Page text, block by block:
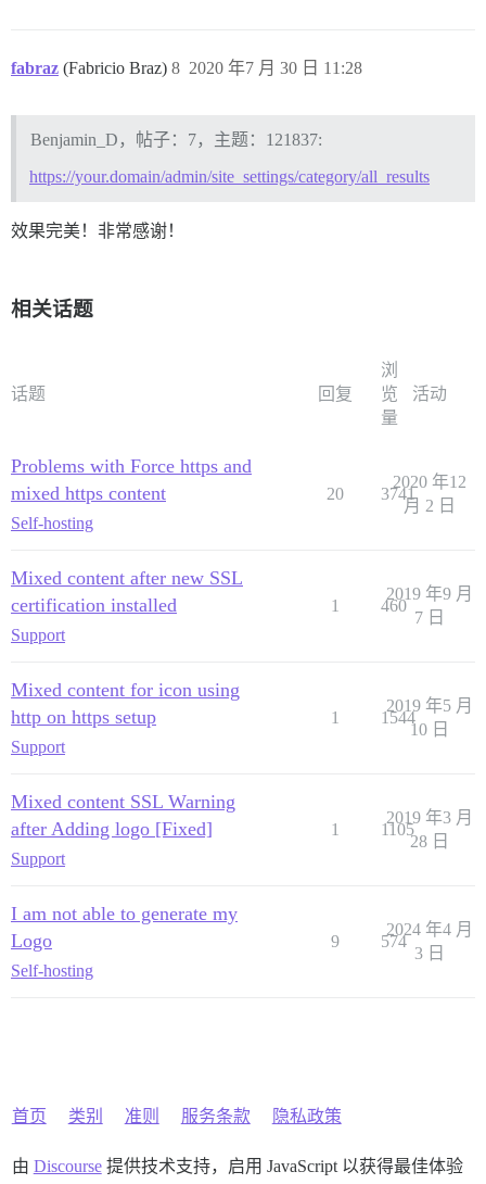
fabraz (Fabricio Braz) 2020 年7 月 30 日 11:28
8
Benjamin_D，帖子：7，主题：121837:
https://your.domain/admin/site_settings/category/all_results
效果完美！非常感谢！
相关话题
话题 回复
浏
览
量
活动
Problems with Force https and
mixed https content
Self-hosting
20 3741
2020 年12
月 2 日
Mixed content after new SSL
certification installed
Support
1 460
2019 年9 月
7 日
Mixed content for icon using
http on https setup
Support
1 1544
2019 年5 月
10 日
Mixed content SSL Warning
after Adding logo [Fixed]
Support
1 1105
2019 年3 月
28 日
I am not able to generate my
Logo
Self-hosting
9 574
2024 年4 月
3 日
首页 类别 准则 服务条款 隐私政策
由 Discourse提供技术支持，启用 JavaScript 以获得最佳体验